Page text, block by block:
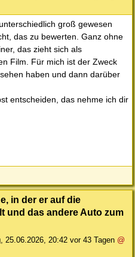
groß gewesen
das zu bewerten. Ganz ohne
das zieht sich als
Film. Für mich ist der Zweck
haben und dann darüber
entscheiden, das nehme ich dir
in der er auf die
und das andere Auto zum
25.06.2026, 20:42 vor 43 Tagen @